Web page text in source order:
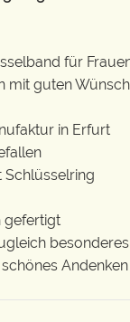
für
mit guten
in Erfurt
Schlüsselring
gefertigt